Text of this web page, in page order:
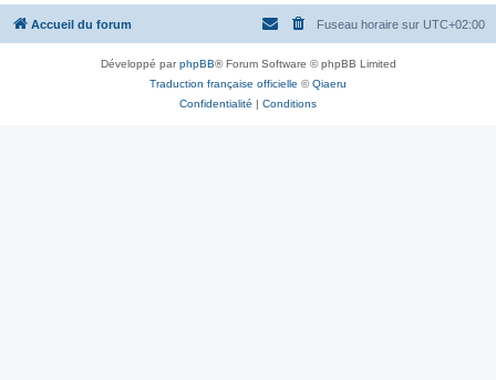
Accueil du forum Fuseau horaire sur UTC+02:00
Développé parphpBB® Forum Software © phpBB Limited
Traduction française officielle ©Qiaeru
Confidentialité | Conditions